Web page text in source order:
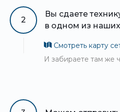
2
Вы сдаете
в одном из
Смотреть карту
И забираете там же